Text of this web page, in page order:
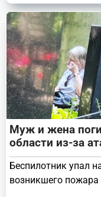
Муж и жена
области из-за
Беспилотник упал
возникшего пожара